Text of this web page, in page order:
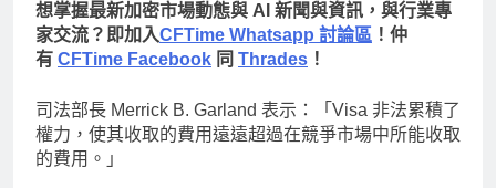
想掌握最新加密市場動態與 AI 新聞與資訊，與行業專
家交流？即加入CFTime Whatsapp 討論區 ！仲
有 CFTime Facebook 同 Thrades ！
司法部長 Merrick B. Garland 表示：「Visa 非法累積了
權力，使其收取的費用遠遠超過在競爭市場中所能收取
的費用。」